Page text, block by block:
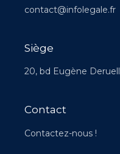
contact@infolegale.fr
Siège
20, bd Eugène
Contact
Contactez-nous !